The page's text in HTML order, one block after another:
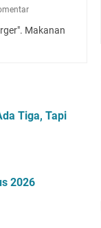
Naik, Telur Turun
yang Bakal Dihadiri
Makanan
Tiga, Tapi
2026